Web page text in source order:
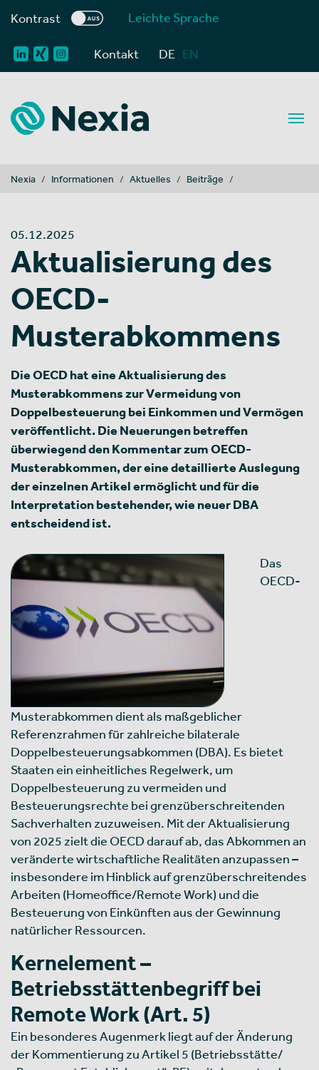
Kontrast Leichte Sprache
Kontakt DE EN
You are here:
Nexia Informationen Aktuelles Beiträge
05.12.2025
Aktualisierung des
OECD-
Musterabkommens
Die OECD hat eine Aktualisierung des
Musterabkommens zur Vermeidung von
Doppelbesteuerung bei Einkommen und Vermögen
veröffentlicht. Die Neuerungen betreffen
überwiegend den Kommentar zum OECD-
Musterabkommen, der eine detaillierte Auslegung
der einzelnen Artikel ermöglicht und für die
Interpretation bestehender, wie neuer DBA
entscheidend ist.
Das
OECD-
Musterabkommen dient als maßgeblicher
Referenzrahmen für zahlreiche bilaterale
Doppelbesteuerungsabkommen (DBA). Es bietet
Staaten ein einheitliches Regelwerk, um
Doppelbesteuerung zu vermeiden und
Besteuerungsrechte bei grenzüberschreitenden
Sachverhalten zuzuweisen. Mit der Aktualisierung
von 2025 zielt die OECD darauf ab, das Abkommen an
veränderte wirtschaftliche Realitäten anzupassen –
insbesondere im Hinblick auf grenzüberschreitendes
Arbeiten (Homeoffice/Remote Work) und die
Besteuerung von Einkünften aus der Gewinnung
natürlicher Ressourcen.
Kernelement –
Betriebsstättenbegriff bei
Remote Work (Art. 5)
Ein besonderes Augenmerk liegt auf der Änderung
der Kommentierung zu Artikel 5 (Betriebsstätte/